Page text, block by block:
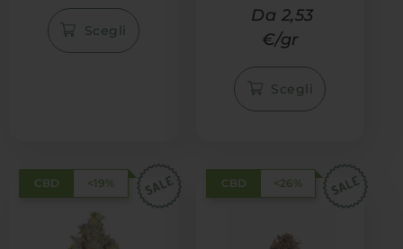
Scegli
Valutato
5.00
su 5
Da 2,53
€/gr
Scegli
CBD <19% CBD <26%